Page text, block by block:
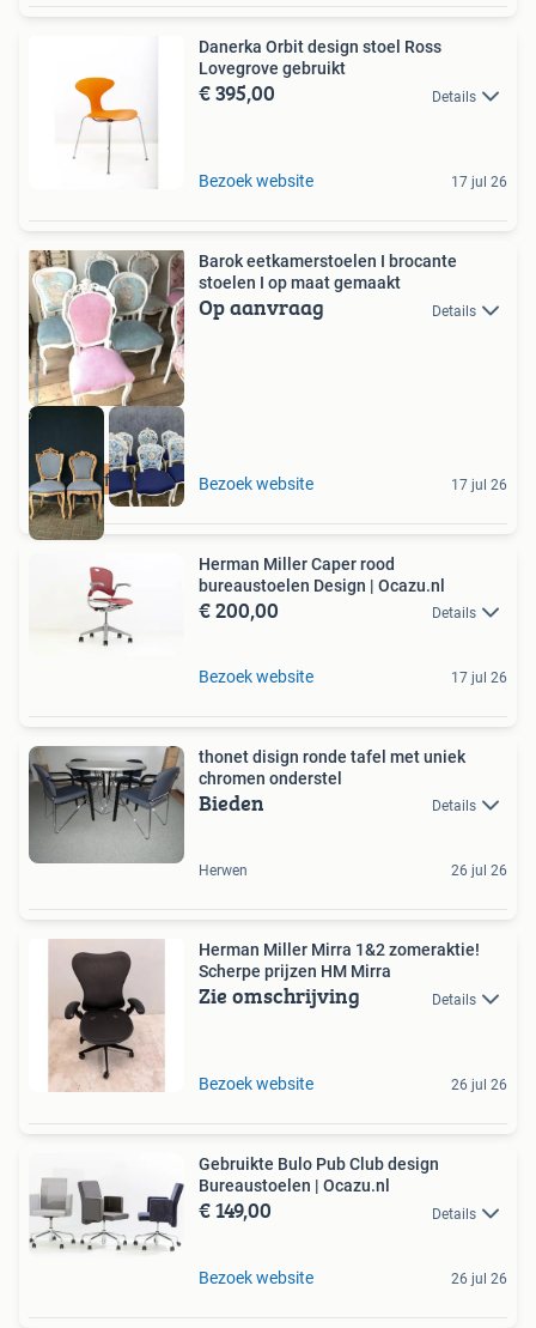
Danerka Orbit design stoel Ross
Lovegrove gebruikt
€ 395,00 Details
Bezoek website 17 jul 26
Stel zelf samen
Barok eetkamerstoelen I brocante
stoelen I op maat gemaakt
Op aanvraag Details
Bezoek website 17 jul 26
Herman Miller Caper rood
bureaustoelen Design | Ocazu.nl
€ 200,00 Details
Bezoek website 17 jul 26
thonet disign ronde tafel met uniek
chromen onderstel
Bieden Details
Herwen 26 jul 26
Herman Miller Mirra 1&2 zomeraktie!
Scherpe prijzen HM Mirra
Zie omschrijving Details
Bezoek website 26 jul 26
Gebruikte Bulo Pub Club design
Bureaustoelen | Ocazu.nl
€ 149,00 Details
Bezoek website 26 jul 26